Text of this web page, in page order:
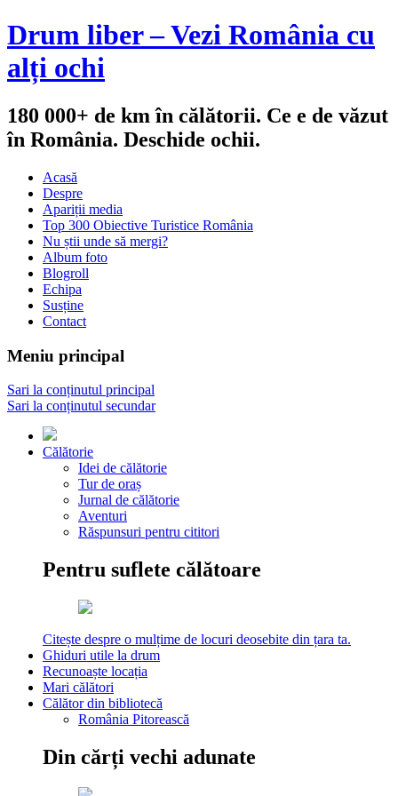
Drum liber – Vezi România cu
alți ochi
180 000+ de km în călătorii. Ce e de văzut
în România. Deschide ochii.
Acasă
Despre
Apariții media
Top 300 Obiective Turistice România
Nu știi unde să mergi?
Album foto
Blogroll
Echipa
Susține
Contact
Meniu principal
Sari la conținutul principal
Sari la conținutul secundar
Călătorie
Idei de călătorie
Tur de oraș
Jurnal de călătorie
Aventuri
Răspunsuri pentru cititori
Pentru suflete călătoare
Citește despre o mulțime de locuri deosebite din țara ta.
Ghiduri utile la drum
Recunoaște locația
Mari călători
Călător din bibliotecă
România Pitorească
Din cărți vechi adunate